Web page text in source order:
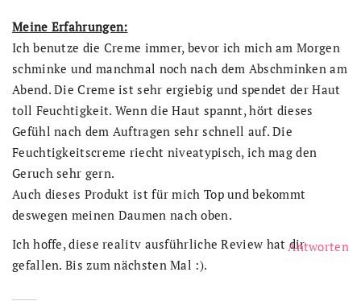
Meine Erfahrungen:
Ich benutze die Creme immer, bevor ich mich am Morgen
schminke und manchmal noch nach dem Abschminken am
Abend. Die Creme ist sehr ergiebig und spendet der Haut
toll Feuchtigkeit. Wenn die Haut spannt, hört dieses
Gefühl nach dem Auftragen sehr schnell auf. Die
Feuchtigkeitscreme riecht niveatypisch, ich mag den
Geruch sehr gern.
Auch dieses Produkt ist für mich Top und bekommt
deswegen meinen Daumen nach oben.
Ich hoffe, diese realitv ausführliche Review hat dir
gefallen. Bis zum nächsten Mal :).
Antworten